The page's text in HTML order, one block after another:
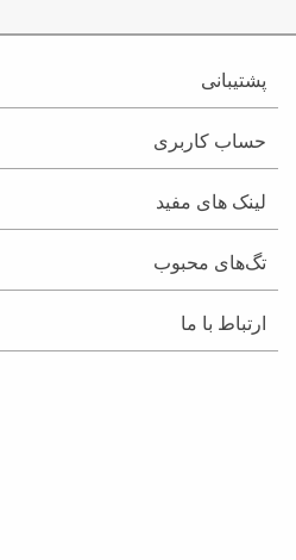
پشتیبانی
حساب کاربری
لینک های مفید
تگ‌های محبوب
ارتباط با ما